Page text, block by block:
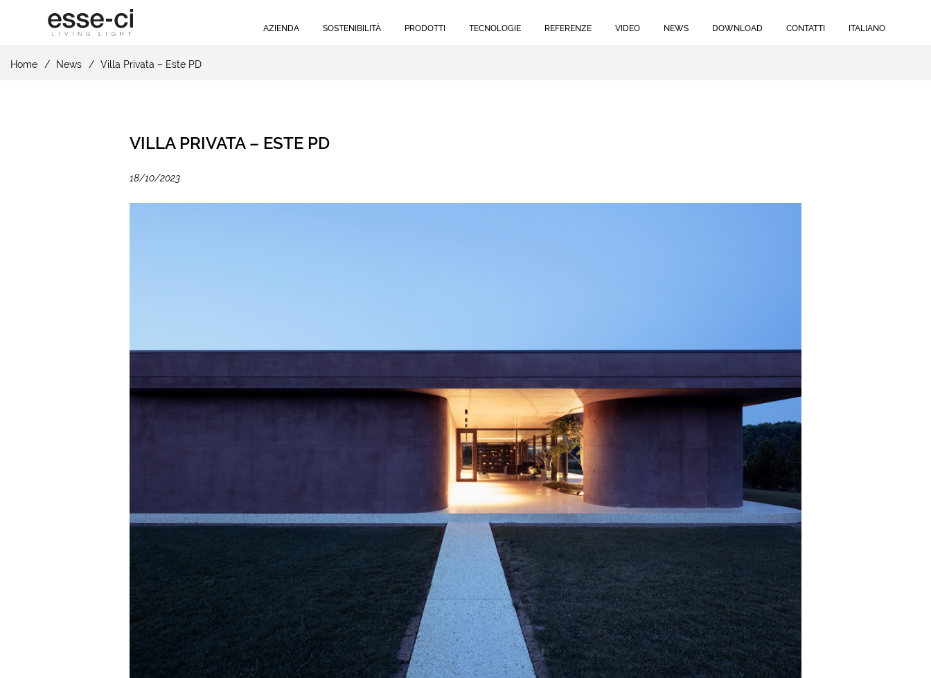
AZIENDA SOSTENIBILITÀ PRODOTTI TECNOLOGIE REFERENZE VIDEO NEWS DOWNLOAD CONTATTI ITALIANO
Home News Villa Privata – Este PD
VILLA PRIVATA – ESTE PD
18/10/2023